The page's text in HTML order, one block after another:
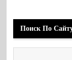
Поиск По